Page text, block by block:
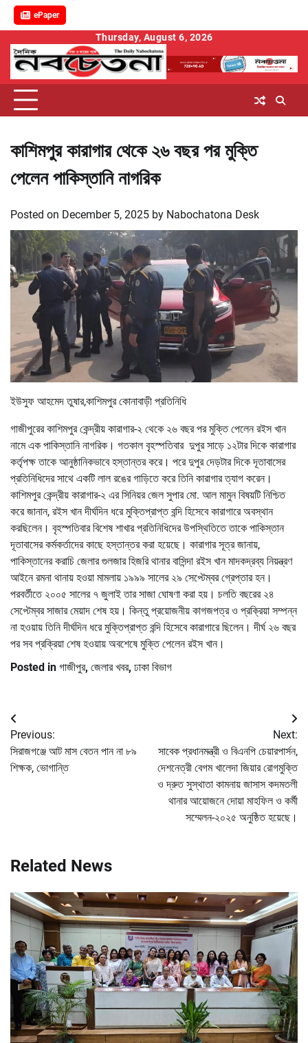
ePaper
content
Thursday, August 6, 2026
কাশিমপুর কারাগার থেকে ২৬ বছর পর মুক্তি
পেলেন পাকিস্তানি নাগরিক
Posted on December 5, 2025 by Nabochatona Desk
ইউসুফ আহমেদ তুষার,কাশিমপুর কোনাবাড়ী প্রতিনিধি
গাজীপুরের কাশিমপুর কেন্দ্রীয় কারাগার-২ থেকে ২৬ বছর পর মুক্তি পেলেন রইস খান
নামে এক পাকিস্তানি নাগরিক। গতকাল বৃহস্পতিবার দুপুর সাড়ে ১২টার দিকে কারাগার
কর্তৃপক্ষ তাকে আনুষ্ঠানিকভাবে হস্তান্তর করে। পরে দুপুর দেড়টার দিকে দূতাবাসের
প্রতিনিধিদের সাথে একটি লাল রঙের গাড়িতে করে তিনি কারাগার ত্যাগ করেন।
কাশিমপুর কেন্দ্রীয় কারাগার-২ এর সিনিয়র জেল সুপার মো. আল মামুন বিষয়টি নিশ্চিত
করে জানান, রইস খান দীর্ঘদিন ধরে মুক্তিপ্রাপ্ত বন্দি হিসেবে কারাগারে অবস্থান
করছিলেন। বৃহস্পতিবার বিশেষ শাখার প্রতিনিধিদের উপস্থিতিতে তাকে পাকিস্তান
দূতাবাসের কর্মকর্তাদের কাছে হস্তান্তর করা হয়েছে। কারাগার সূত্র জানায়,
পাকিস্তানের করাচি জেলার গুলজার হিজরি থানার বাসিন্দা রইস খান মাদকদ্রব্য নিয়ন্ত্রণ
আইনে রমনা থানায় হওয়া মামলায় ১৯৯৯ সালের ২৯ সেপ্টেম্বর গ্রেপ্তার হন।
পরবর্তীতে ২০০৫ সালের ৭ জুলাই তার সাজা ঘোষণা করা হয়। চলতি বছরের ২৪
সেপ্টেম্বর সাজার মেয়াদ শেষ হয়। কিন্তু প্রয়োজনীয় কাগজপত্র ও প্রক্রিয়া সম্পন্ন
না হওয়ায় তিনি দীর্ঘদিন ধরে মুক্তিপ্রাপ্ত বন্দি হিসেবে কারাগারে ছিলেন। দীর্ঘ ২৬ বছর
পর সব প্রক্রিয়া শেষ হওয়ায় অবশেষে মুক্তি পেলেন রইস খান।
Posted in গাজীপুর, জেলার খবর, ঢাকা বিভাগ
Post
navigation
Previous:
সিরাজগঞ্জে আট মাস বেতন পান না ৮৯
শিক্ষক, ভোগান্তি
Next:
সাবেক প্রধানমন্ত্রী ও বিএনপি চেয়ারপার্সন,
দেশনেত্রী বেগম খালেদা জিয়ার রোগমুক্তি
ও দ্রুত সুস্থাতা কামনায় জাসাস কদমতলী
থানার আয়োজনে দোয়া মাহফিল ও কর্মী
সম্মেলন-২০২৫ অনুষ্ঠিত হয়েছে।
Related News